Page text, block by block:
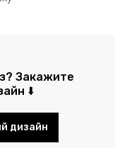
Закажите
⬇️
дизайн